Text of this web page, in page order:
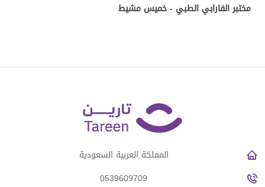
مختبر الفارابي الطبي - خميس مشيط
المملكة العربية السعودية
0539609709